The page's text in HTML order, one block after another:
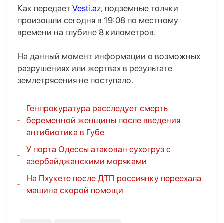
Как передает Vesti.az, подземные толчки
произошли сегодня в 19:08 по местному
времени на глубине 8 километров.
На данный момент информации о возможных
разрушениях или жертвах в результате
землетрясения не поступало.
Генпрокуратура расследует смерть
беременной женщины после введения
антибиотика в Губе
У порта Одессы атакован сухогруз с
азербайджанскими моряками
На Пхукете после ДТП россиянку переехала
машина скорой помощи